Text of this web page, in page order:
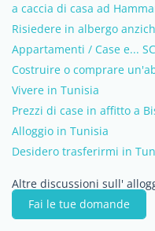
a caccia di casa ad
Risiedere in albergo
Appartamenti / Case e...
Costruire o comprare
Vivere in Tunisia
Prezzi di case in affitto a
Alloggio in Tunisia
Desidero trasferirmi in
Altre discussioni sull'
Fai le tue domande